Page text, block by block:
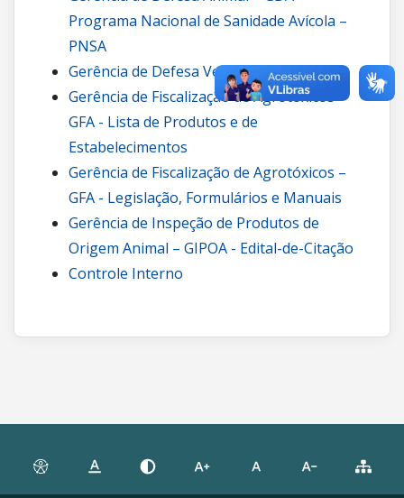
Programa Nacional de Sanidade Avícola –
PNSA
Gerência de Defesa Vegetal – GDV
Gerência de Fiscalização de Agrotóxicos –
GFA - Lista de Produtos e de
Estabelecimentos
Gerência de Fiscalização de Agrotóxicos –
GFA - Legislação, Formulários e Manuais
Gerência de Inspeção de Produtos de
Origem Animal – GIPOA - Edital-de-Citação
Controle Interno